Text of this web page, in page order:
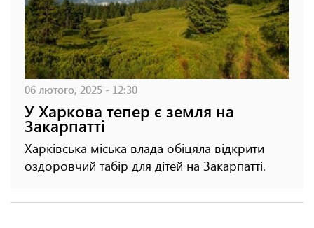
06 лютого, 2025 - 12:30
У Харкова тепер є земля на
Закарпатті
Харківська міська влада обіцяла відкрити
оздоровчий табір для дітей на Закарпатті.